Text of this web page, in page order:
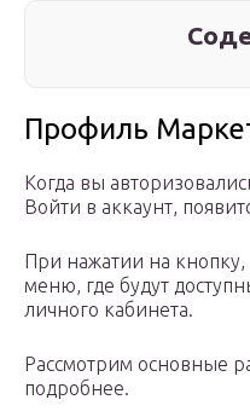
Профиль
Когда вы
Войти в аккаунт,
При нажатии на
меню, где будут
личного кабинета.
Рассмотрим основные
подробнее.